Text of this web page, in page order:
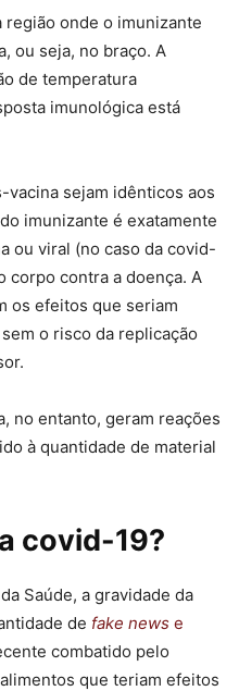
onde o imunizante
ou seja, no braço. A
de temperatura
imunológica está
vacina sejam idênticos aos
imunizante é exatamente
ou viral (no caso da covid-
corpo contra a doença. A
os efeitos que seriam
o risco da replicação
no entanto, geram reações
à quantidade de material
covid-19?
Saúde, a gravidade da
de fake news e
combatido pelo
que teriam efeitos